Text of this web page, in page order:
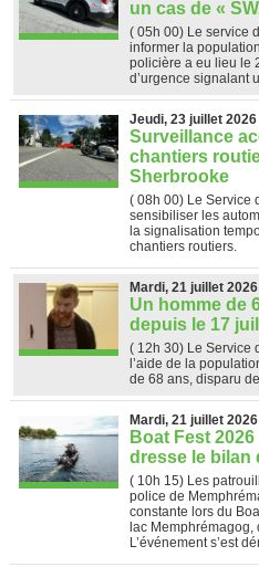
un cas de «
( 05h 00) Le service
informer la
policière a eu lieu le
d’urgence signalant
Jeudi, 23 juillet 2026
Surveillance
chantiers
Sherbrooke
( 08h 00) Le Service
sensibiliser les
la signalisation
chantiers routiers.
Mardi, 21 juillet 2026
Un homme de
depuis le 17
( 12h 30) Le Service
l’aide de la
de 68 ans, disparu
Mardi, 21 juillet 2026
Boat Fest
dresse le bilan
( 10h 15) Les
police de
constante lors du
lac
L’événement s’est